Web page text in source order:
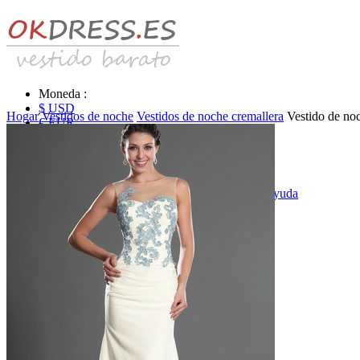
Moneda :
$ USD
€ EUR
Identificarse & Registrarse Obtener la contraseña Ayuda
Vestidos de novia
Vestido de novia liquidación y venta
Vestidos de novia vendimia
Hogar Vestidos de noche Vestidos de noche cremallera Vestido de